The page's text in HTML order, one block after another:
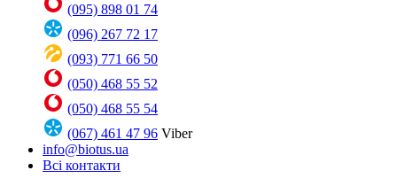
(095) 898 01 74
(096) 267 72 17
(093) 771 66 50
(050) 468 55 52
(050) 468 55 54
(067) 461 47 96 Viber
info@biotus.ua
Всі контакти